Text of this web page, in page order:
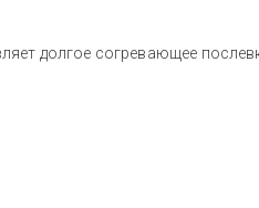
долгое согревающее